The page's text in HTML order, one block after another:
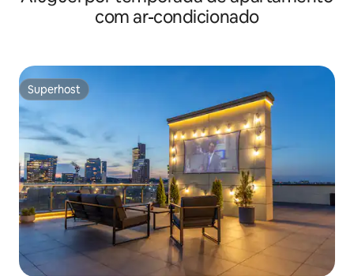
com ar-condicionado
Superhost
Superhost